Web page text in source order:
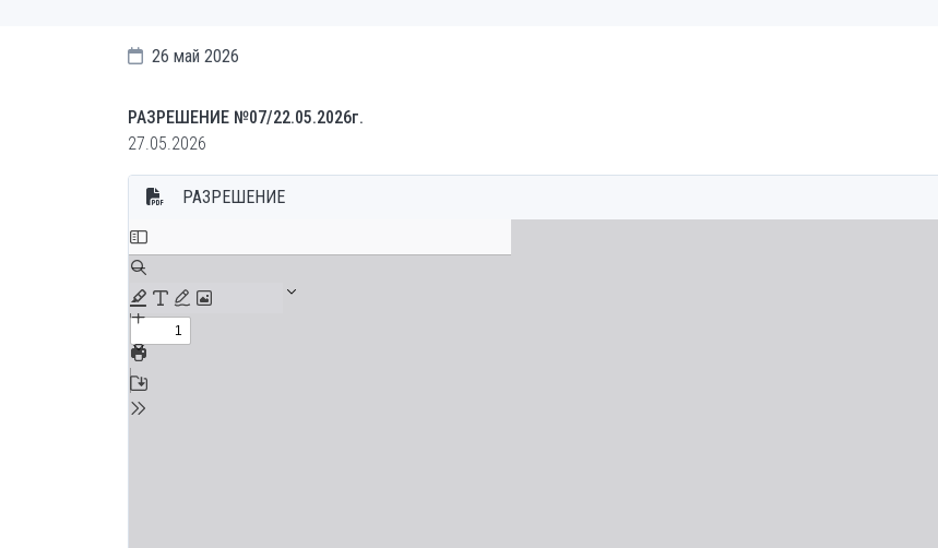
26 май 2026
РАЗРЕШЕНИЕ №07/22.05.2026г.
27.05.2026
РАЗРЕШЕНИЕ